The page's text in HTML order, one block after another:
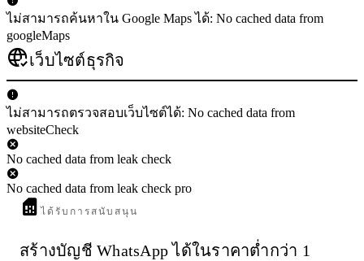
ไม่สามารถค้นหาใน Google Maps ได้: No cached data from
googleMaps
เว็บไซต์ธุรกิจ
ไม่สามารถตรวจสอบเว็บไซต์ได้: No cached data from
websiteCheck
No cached data from leak check
No cached data from leak check pro
ได้รับการสนับสนุน
สร้างบัญชี WhatsApp ได้ในราคาต่ำกว่า 1